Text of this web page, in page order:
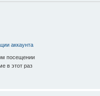
аккаунта
посещении
в этот раз